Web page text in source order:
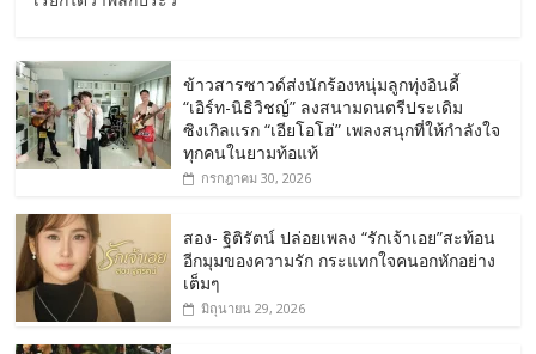
ข้าวสารซาวด์ส่งนักร้องหนุ่มลูกทุ่งอินดี้
“เอิร์ท-นิธิวิชญ์” ลงสนามดนตรีประเดิม
ซิงเกิลแรก “เอียโอโฮ่” เพลงสนุกที่ให้กำลังใจ
ทุกคนในยามท้อแท้
กรกฎาคม 30, 2026
สอง- ฐิติรัตน์ ปล่อยเพลง “รักเจ้าเอย”สะท้อน
อีกมุมของความรัก กระแทกใจคนอกหักอย่าง
เต็มๆ
มิถุนายน 29, 2026